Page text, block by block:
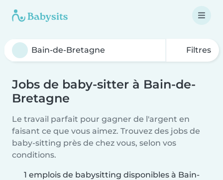
Filtres
Jobs de baby-sitter à Bain-de-
Bretagne
Le travail parfait pour gagner de l'argent en
faisant ce que vous aimez. Trouvez des jobs de
baby-sitting près de chez vous, selon vos
conditions.
1 emplois de babysitting disponibles à Bain-